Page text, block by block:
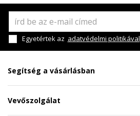
Egyetértek az adatvédelmi politikával
Segítség a vásárlásban
Vevőszolgálat